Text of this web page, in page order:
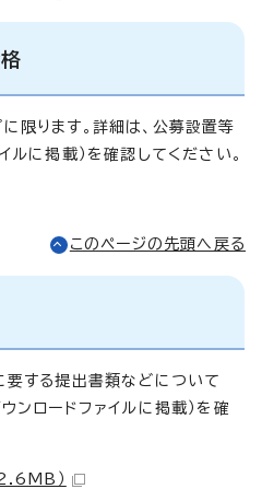
限ります。詳細は、公募設置等
ルに掲載）を確認してください。
このページの先頭へ戻る
要する提出書類などについて
ンロードファイルに掲載）を確
）